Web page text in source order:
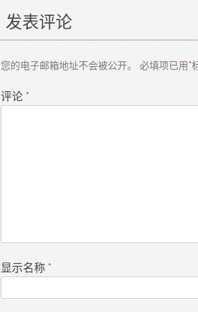
导
航
发表评论
您的电子邮箱地址不会被公开。 必填项已用*
评论 *
显示名称 *